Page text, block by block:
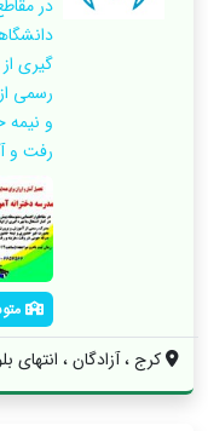
در
گیری
رسمی
و
رفت و
کرج ، آزادگان ، انتهای